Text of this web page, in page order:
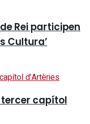
Rei participen
Cultura’
tercer capítol